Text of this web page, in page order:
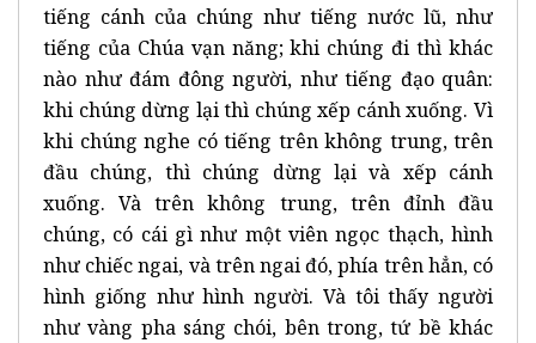
tiếng cánh của chúng như tiếng nước lũ, như
tiếng của Chúa vạn năng; khi chúng đi thì khác
nào như đám đông người, như tiếng đạo quân:
khi chúng dừng lại thì chúng xếp cánh xuống. Vì
khi chúng nghe có tiếng trên không trung, trên
đầu chúng, thì chúng dừng lại và xếp cánh
xuống. Và trên không trung, trên đỉnh đầu
chúng, có cái gì như một viên ngọc thạch, hình
như chiếc ngai, và trên ngai đó, phía trên hẳn, có
hình giống như hình người. Và tôi thấy người
như vàng pha sáng chói, bên trong, tứ bề khác